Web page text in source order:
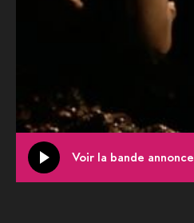
Voir la bande annonce